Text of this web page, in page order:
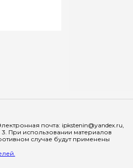
почта: ipkstenin@yandex.ru,
При использовании материалов
случае будут применены